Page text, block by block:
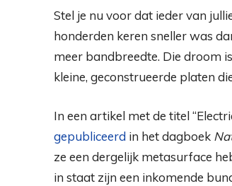
Stel je nu voor dat ieder van
honderden keren sneller was
meer bandbreedte. Die droom
kleine, geconstrueerde platen
In een artikel met de titel
gepubliceerd in het dagboek
ze een dergelijk metasurface
in staat zijn een inkomende